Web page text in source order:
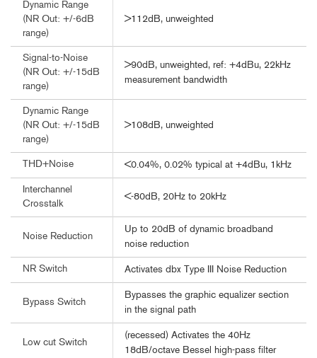
Dynamic Range
(NR Out: +/-6dB
range)
>112dB, unweighted
Signal-to-Noise
(NR Out: +/-15dB
range)
>90dB, unweighted, ref: +4dBu, 22kHz
measurement bandwidth
Dynamic Range
(NR Out: +/-15dB
range)
>108dB, unweighted
THD+Noise <0.04%, 0.02% typical at +4dBu, 1kHz
Interchannel
Crosstalk
<-80dB, 20Hz to 20kHz
Noise Reduction
Up to 20dB of dynamic broadband
noise reduction
NR Switch Activates dbx Type III Noise Reduction
Bypass Switch
Bypasses the graphic equalizer section
in the signal path
Low cut Switch
(recessed) Activates the 40Hz
18dB/octave Bessel high-pass filter